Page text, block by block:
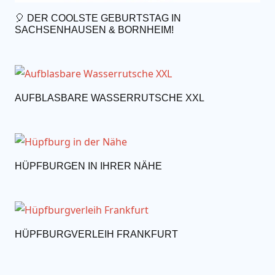
🎈 DER COOLSTE GEBURTSTAG IN
SACHSENHAUSEN & BORNHEIM!
AUFBLASBARE WASSERRUTSCHE XXL
HÜPFBURGEN IN IHRER NÄHE
HÜPFBURGVERLEIH FRANKFURT